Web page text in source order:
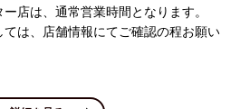
店は、通常営業時間となります。
は、店舗情報にてご確認の程お願い